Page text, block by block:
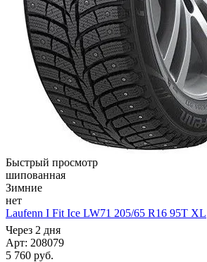
Быстрый просмотр
шипованная
Зимние
нет
Laufenn I Fit Ice LW71 205/65 R16 95T XL
Через 2 дня
Арт: 208079
5 760 руб.